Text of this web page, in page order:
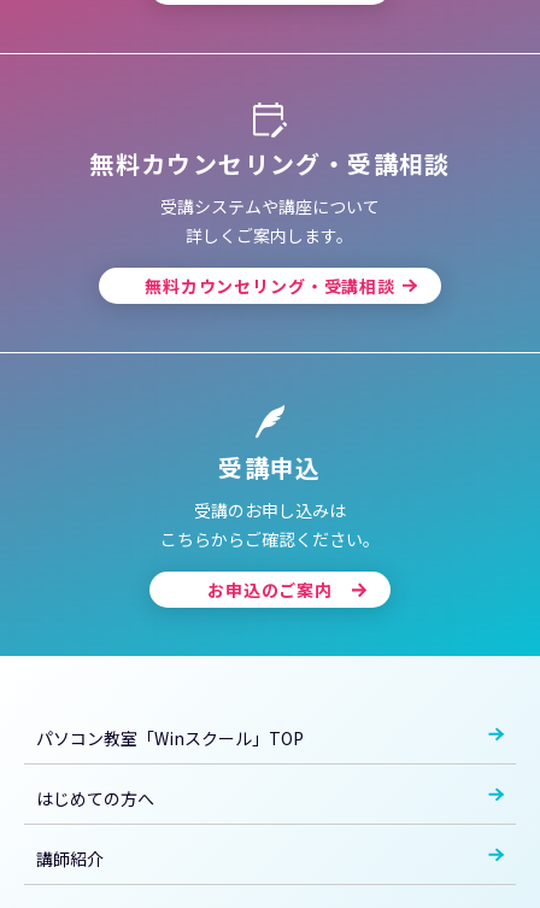
無料カウンセリング・受講相談
受講システムや講座について
詳しくご案内します。
無料カウンセリング・受講相談
受講申込
受講のお申し込みは
こちらからご確認ください。
お申込のご案内
パソコン教室「Winスクール」TOP
はじめての方へ
講師紹介